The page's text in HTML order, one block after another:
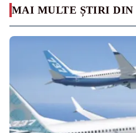
MAI MULTE ȘTIRI DIN